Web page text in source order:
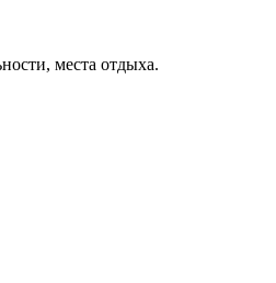
места отдыха.